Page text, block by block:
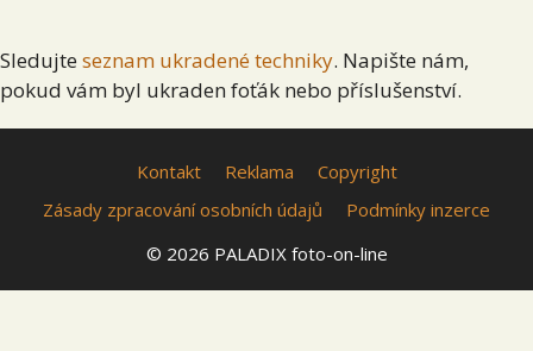
Sledujte seznam ukradené techniky. Napište nám,
pokud vám byl ukraden foťák nebo příslušenství.
Kontakt Reklama
Copyright
Zásady zpracování osobních údajů
Podmínky inzerce
© 2026 PALADIX foto-on-line